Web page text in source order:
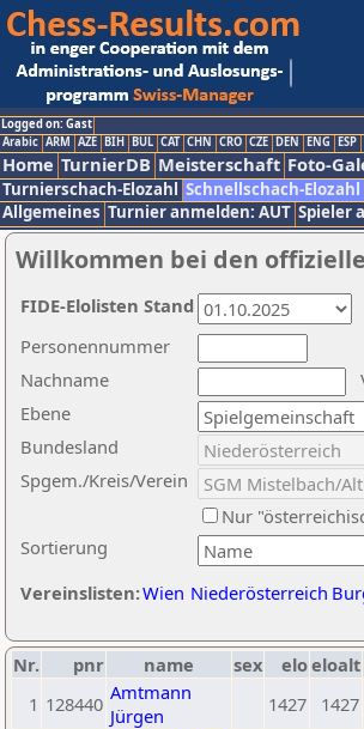
Logged on: Gast
Arabic ARM AZE BIH BUL CAT CHN CRO CZE DEN ENG ESP
Home TurnierDB Meisterschaft Foto-
Turnierschach-Elozahl Schnellschach-Elozahl
Allgemeines Turnier anmelden: AUT Spieler
Willkommen bei den
Nachname
Ebene
Sortierung
Personennummer
Bundesland
Spgem./Kreis/Verein
Nur
Vereinslisten:Wien Niederösterreich
FIDE-Elolisten Stand
Nr. pnr name sex eloeloalt
1 128440 Amtmann
Jürgen
1427 1427